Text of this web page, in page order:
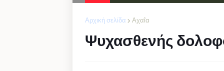
Αρχική σελίδα Αχαΐα
Ψυχασθενής